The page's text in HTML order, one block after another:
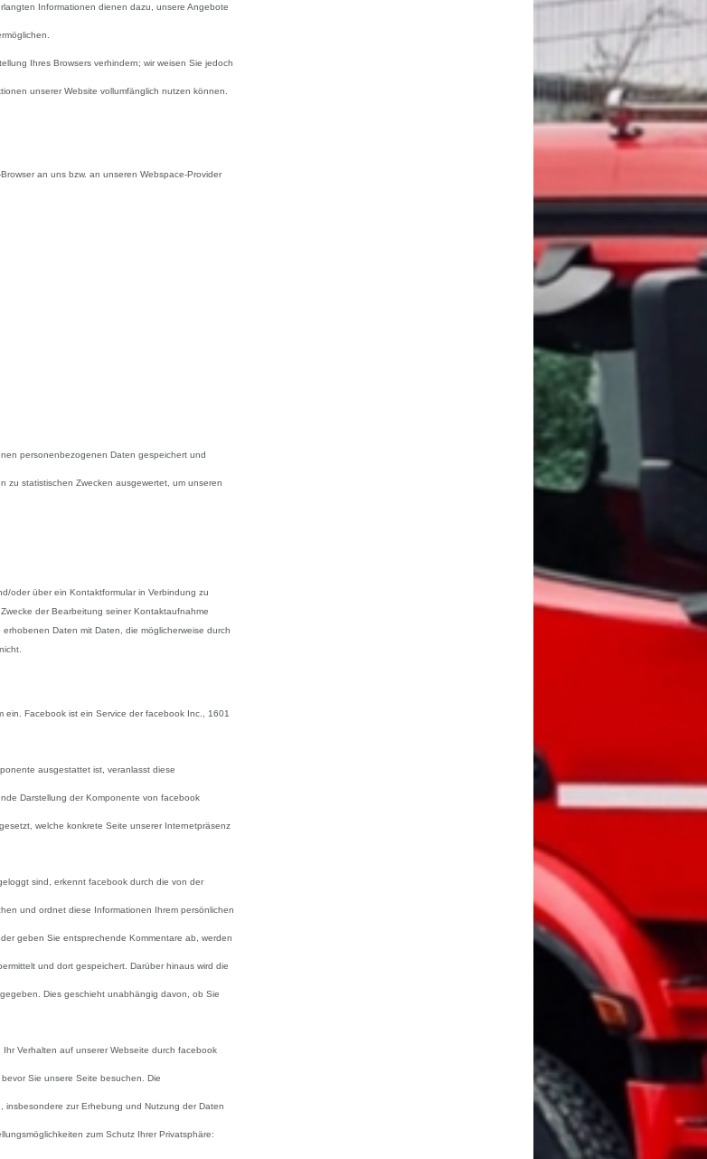
Informationen dienen dazu, unsere Angebote
Ihres Browsers verhindern; wir weisen Sie jedoch
unserer Website vollumfänglich nutzen können.
an uns bzw. an unseren Webspace-Provider
personenbezogenen Daten gespeichert und
zu statistischen Zwecken ausgewertet, um unseren
oder über ein Kontaktformular in Verbindung zu
der Bearbeitung seiner Kontaktaufnahme
Daten mit Daten, die möglicherweise durch
ein. Facebook ist ein Service der facebook Inc., 1601
ausgestattet ist, veranlasst diese
Darstellung der Komponente von facebook
welche konkrete Seite unserer Internetpräsenz
sind, erkennt facebook durch die von der
und ordnet diese Informationen Ihrem persönlichen
geben Sie entsprechende Kommentare ab, werden
und dort gespeichert. Darüber hinaus wird die
Dies geschieht unabhängig davon, ob Sie
Verhalten auf unserer Webseite durch facebook
Sie unsere Seite besuchen. Die
zur Erhebung und Nutzung der Daten
zum Schutz Ihrer Privatsphäre: